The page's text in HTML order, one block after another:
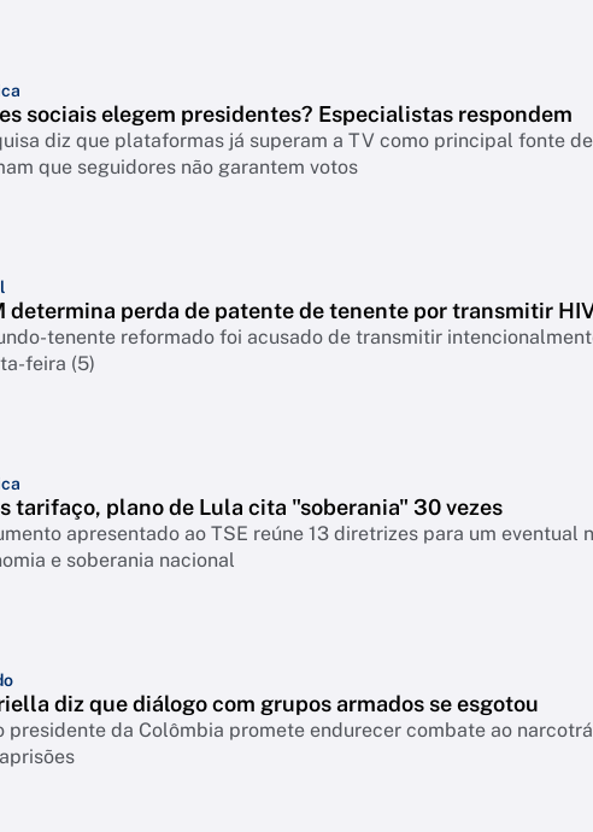
sociais elegem presidentes? Especialistas respondem
diz que plataformas já superam a TV como principal fonte
que seguidores não garantem votos
determina perda de patente de tenente por transmitir
tenente reformado foi acusado de transmitir
feira (5)
tarifaço, plano de Lula cita "soberania" 30 vezes
apresentado ao TSE reúne 13 diretrizes para um
e soberania nacional
diz que diálogo com grupos armados se esgotou
presidente da Colômbia promete endurecer combate ao